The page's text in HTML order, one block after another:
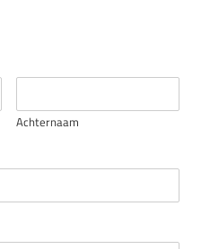
Achternaam